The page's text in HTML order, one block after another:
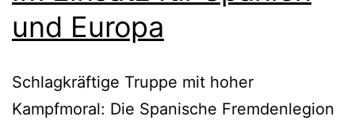
und Europa
Schlagkräftige Truppe mit hoher
Kampfmoral: Die Spanische Fremdenlegion